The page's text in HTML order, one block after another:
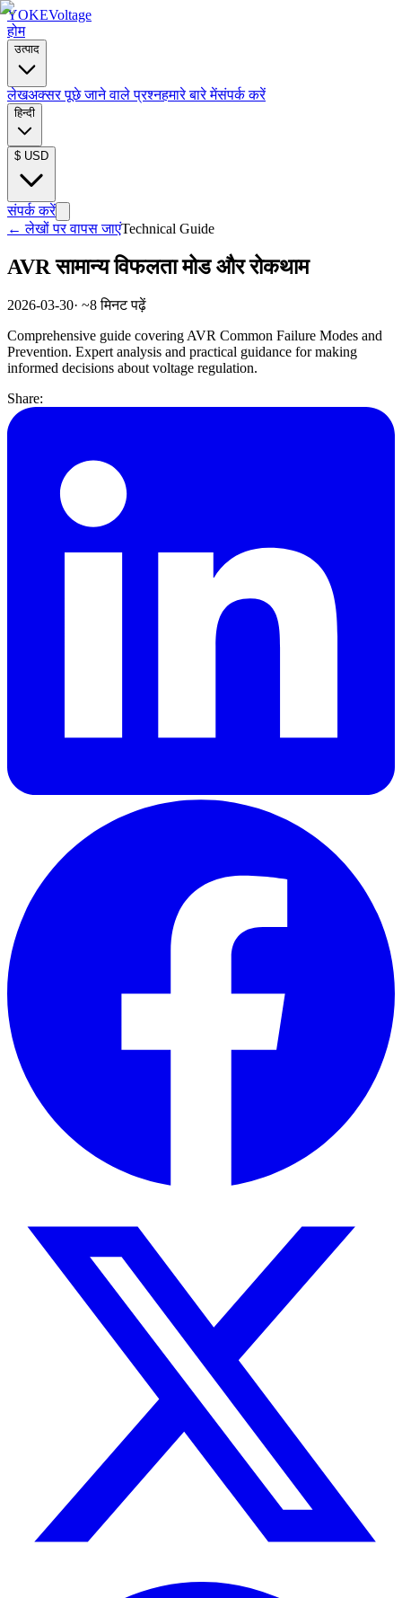
YOKEVoltage
होम
उत्पाद
लेखअक्सर पूछे जाने वाले प्रश्नहमारे बारे मेंसंपर्क करें
हिन्दी
$ USD
संपर्क करें
←लेखों पर वापस जाएंTechnical Guide
AVR सामान्य विफलता मोड और रोकथाम
2026-03-30· ~8 मिनट पढ़ें
Comprehensive guide covering AVR Common Failure Modes and
Prevention. Expert analysis and practical guidance for making
informed decisions about voltage regulation.
Share: